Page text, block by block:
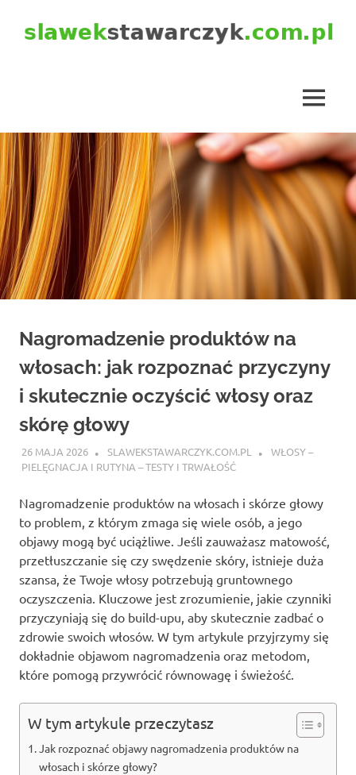
MENU
Nagromadzenie produktów na
włosach: jak rozpoznać przyczyny
i skutecznie oczyścić włosy oraz
skórę głowy
26 MAJA 2026 SLAWEKSTAWARCZYK.COM.PL
WŁOSY –
PIELĘGNACJA I RUTYNA – TESTY I TRWAŁOŚĆ
Nagromadzenie produktów na włosach i skórze głowy
to problem, z którym zmaga się wiele osób, a jego
objawy mogą być uciążliwe. Jeśli zauważasz matowość,
przetłuszczanie się czy swędzenie skóry, istnieje duża
szansa, że Twoje włosy potrzebują gruntownego
oczyszczenia. Kluczowe jest zrozumienie, jakie czynniki
przyczyniają się do build-upu, aby skutecznie zadbać o
zdrowie swoich włosów. W tym artykule przyjrzymy się
dokładnie objawom nagromadzenia oraz metodom,
które pomogą przywrócić równowagę i świeżość.
W tym artykule przeczytasz
Jak rozpoznać objawy nagromadzenia produktów na
włosach i skórze głowy?